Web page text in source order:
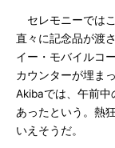
セレモニーでは
直々に記念品が渡
イー・モバイルコ
カウンターが埋ま
Akibaでは、午前
あったという。熱
いえそうだ。